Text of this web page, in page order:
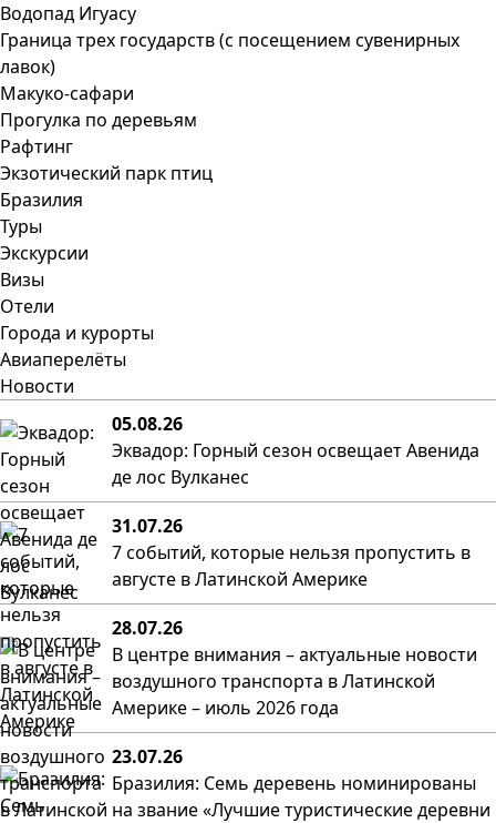
Водопад Игуасу
Граница трех государств (с посещением сувенирных
лавок)
Макуко-сафари
Прогулка по деревьям
Рафтинг
Экзотический парк птиц
Бразилия
Туры
Экскурсии
Визы
Отели
Города и курорты
Авиаперелёты
Новости
05.08.26
Эквадор: Горный сезон освещает Авенида
де лос Вулканес
31.07.26
7 событий, которые нельзя пропустить в
августе в Латинской Америке
28.07.26
В центре внимания – актуальные новости
воздушного транспорта в Латинской
Америке – июль 2026 года
23.07.26
Бразилия: Семь деревень номинированы
на звание «Лучшие туристические деревни